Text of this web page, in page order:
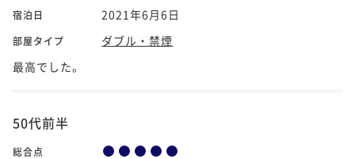
宿泊日 2021年6月6日
部屋タイプ
ダブル・禁煙
最高でした。
50代前半
総合点